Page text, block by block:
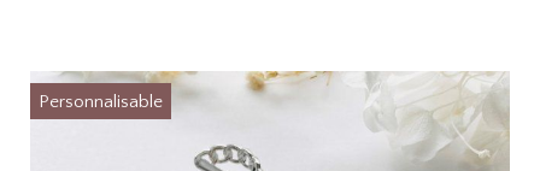
Personnalisable